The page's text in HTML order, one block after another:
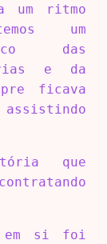
um ritmo
um
das
e da
ficava
assistindo
que
em si foi